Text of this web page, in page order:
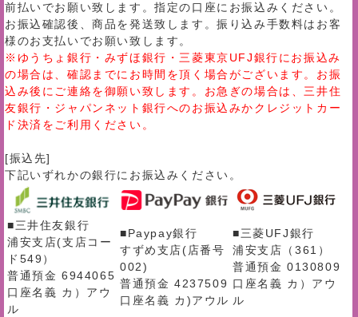
前払いでお願い致します。指定の口座にお振込みください。
お振込確認後、商品を発送致します。振り込み手数料はお客
様のお支払いでお願い致します。
※ゆうちょ銀行・みずほ銀行・三菱東京UFJ銀行にお振込み
の場合は、確認までにお時間を頂く場合がございます。お振
込み後にご連絡を御願い致します。お急ぎの場合は、三井住
友銀行・ジャパンネット銀行へのお振込みかクレジットカー
ド決済をご利用ください。
[振込先]
下記いずれかの銀行にお振込みください。
■三井住友銀行
浦安支店(支店コー
ド549）
普通預金 6944065
口座名義 カ）アウ
ル
■Paypay銀行
すずめ支店(店番号
002)
普通預金 4237509
口座名義 カ)アウル
■三菱UFJ銀行
浦安支店（361）
普通預金 0130809
口座名義 カ）アウ
ル